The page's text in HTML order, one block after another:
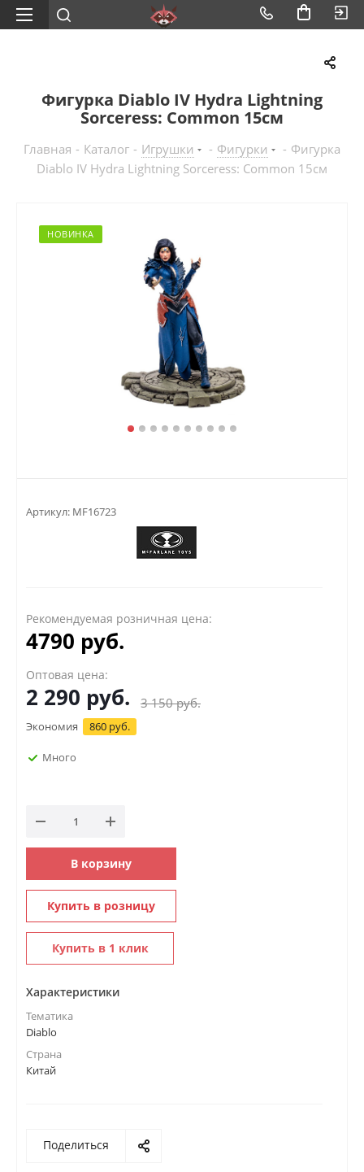
Фигурка Diablo IV Hydra Lightning
Sorceress: Common 15см
Главная - Каталог - Игрушки - Фигурки - Фигурка
Diablo IV Hydra Lightning Sorceress: Common 15см
НОВИНКА
Артикул: MF16723
Рекомендуемая розничная цена:
4790 руб.
Оптовая цена:
2 290 руб. 3 150руб.
Экономия 860 руб.
Много
В корзину
Купить в розницу
Купить в 1 клик
Характеристики
Тематика
Diablo
Страна
Китай
Поделиться